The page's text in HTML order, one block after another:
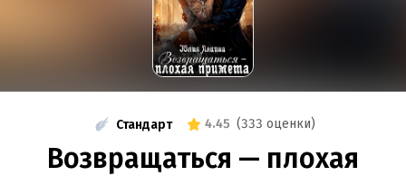
Стандарт 4.45 (333 оценки)
Возвращаться — плохая